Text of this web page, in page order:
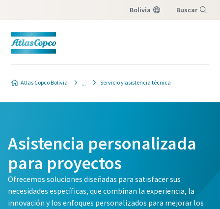
Bolivia Buscar
Atlas Copco Bolivia Servicio y asistencia técnica
Asistencia personalizada
para proyectos
Ofrecemos soluciones diseñadas para satisfacer sus
necesidades específicas, que combinan la experiencia, la
innovación y los enfoques personalizados para mejorar los